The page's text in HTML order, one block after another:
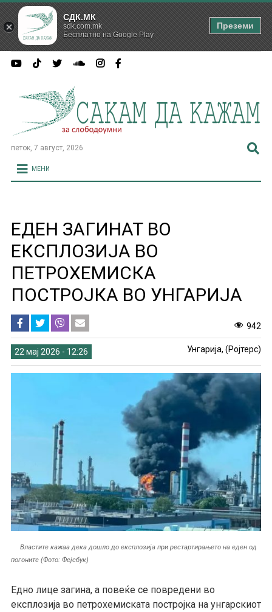
петок, 7 август, 2026
МЕНИ
ЕДЕН ЗАГИНАТ ВО
ЕКСПЛОЗИЈА ВО
ПЕТРОХЕМИСКА
ПОСТРОЈКА ВО УНГАРИЈА
942
22 мај 2026 - 12:26 Унгарија, (Ројтерс)
Властите кажаа дека дошло до експлозија при рестартирањето на еден од
погоните (Фото: Фејсбук)
Едно лице загина, а повеќе се повредени во
експлозија во петрохемиската постројка на унгарскиот
СДК.МК
sdk.com.mk
Бесплатно на Google Play
Преземи